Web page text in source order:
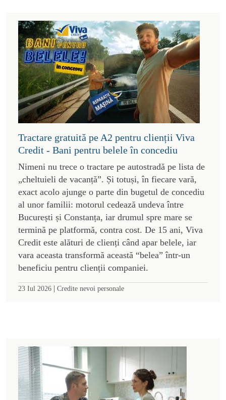
Tractare gratuită pe A2 pentru clienții Viva
Credit - Bani pentru belele în concediu
Nimeni nu trece o tractare pe autostradă pe lista de
„cheltuieli de vacanță”. Și totuși, în fiecare vară,
exact acolo ajunge o parte din bugetul de concediu
al unor familii: motorul cedează undeva între
București și Constanța, iar drumul spre mare se
termină pe platformă, contra cost. De 15 ani, Viva
Credit este alături de clienți când apar belele, iar
vara aceasta transformă această “belea” într-un
beneficiu pentru clienții companiei.
23 Iul 2026 | Credite nevoi personale